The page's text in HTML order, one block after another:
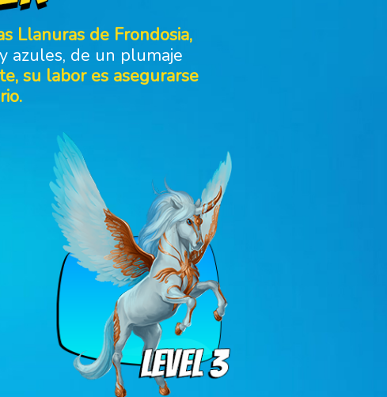
Llanuras de Frondosia,
azules, de un plumaje
su labor es asegurarse